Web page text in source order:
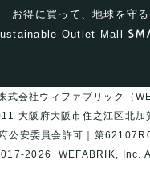
お得に買って、地球を守る
Outlet Mall
式会社ウィファブリック（
大阪府大阪市住之江区北加
公安委員会許可｜第
2026
WEFABRIK, Inc.